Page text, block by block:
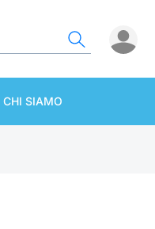
CHI SIAMO